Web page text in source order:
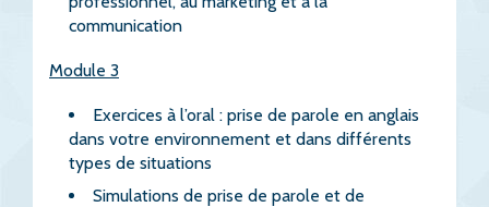
communication
Module 3
Exercices à l’oral : prise de parole en anglais
dans votre environnement et dans différents
types de situations
Simulations de prise de parole et de